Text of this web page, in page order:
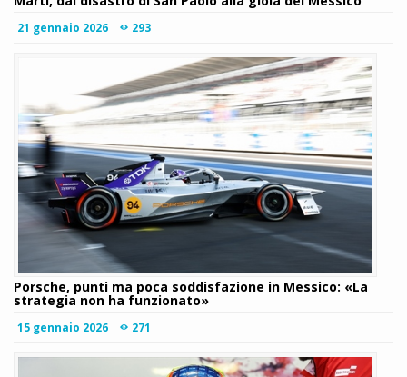
21 gennaio 2026 293
Porsche, punti ma poca soddisfazione in Messico: «La
strategia non ha funzionato»
15 gennaio 2026 271